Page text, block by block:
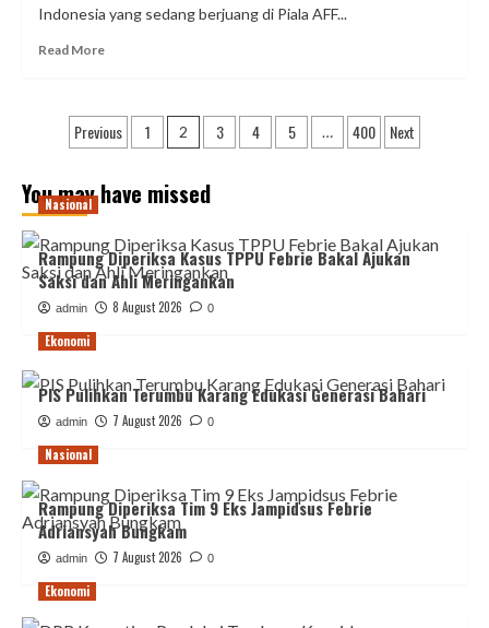
di
Indonesia yang sedang berjuang di Piala AFF...
Read MoreRead
Thohir
Minta
Tetap
di
Piala
2026
Posts
Previous 1 2 3 4 5 … 400 Next
You may have missed
Nasional
Rampung Diperiksa Kasus TPPU Febrie Bakal Ajukan
Saksi dan Ahli Meringankan
admin 8 August 2026 0
Ekonomi
PIS Pulihkan Terumbu Karang Edukasi Generasi Bahari
admin 7 August 2026 0
Nasional
Rampung Diperiksa Tim 9 Eks Jampidsus Febrie
Adriansyah Bungkam
admin 7 August 2026 0
Ekonomi